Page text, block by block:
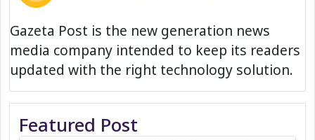
Gazeta Post is the new generation news
media company intended to keep its readers
updated with the right technology solution.
Featured Post